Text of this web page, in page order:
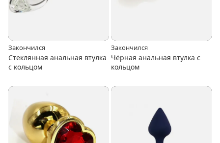
Закончился
Стеклянная анальная втулка
с кольцом
Закончился
Чёрная анальная втулка с
кольцом